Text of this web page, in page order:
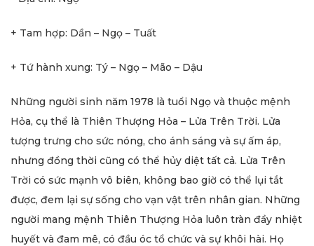
+ Tam hợp: Dần – Ngọ – Tuất
+ Tứ hành xung: Tý – Ngọ – Mão – Dậu
Những người sinh năm 1978 là tuổi Ngọ và thuộc mệnh
Hỏa, cụ thể là Thiên Thượng Hỏa – Lửa Trên Trời. Lửa
tượng trưng cho sức nóng, cho ánh sáng và sự ấm áp,
nhưng đồng thời cũng có thể hủy diệt tất cả. Lửa Trên
Trời có sức mạnh vô biên, không bao giờ có thể lụi tắt
được, đem lại sự sống cho vạn vật trên nhân gian. Những
người mang mệnh Thiên Thượng Hỏa luôn tràn đầy nhiệt
huyết và đam mê, có đầu óc tổ chức và sự khôi hài. Họ